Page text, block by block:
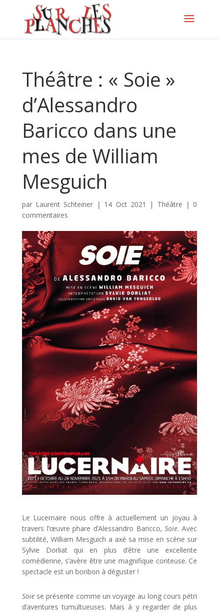
Théâtre : « Soie »
d’Alessandro
Baricco dans une
mes de William
Mesguich
par Laurent Schteiner | 14 Oct 2021 | Théâtre | 0
commentaires
Le Lucernaire nous offre à actuellement un joyau à
travers l’œuvre phare d’Alessandro Baricco,Soie. Avec
subtilité, William Mesguich a axé sa mise en scène sur
Sylvie Dorliat qui en plus d’être une excellente
comédienne, s’avère être une magnifique conteuse. Ce
spectacle est un bonbon à déguster !
Soiese présente comme un voyage au long cours pétri
d’aventures tumultueuses. Mais à y regarder de plus